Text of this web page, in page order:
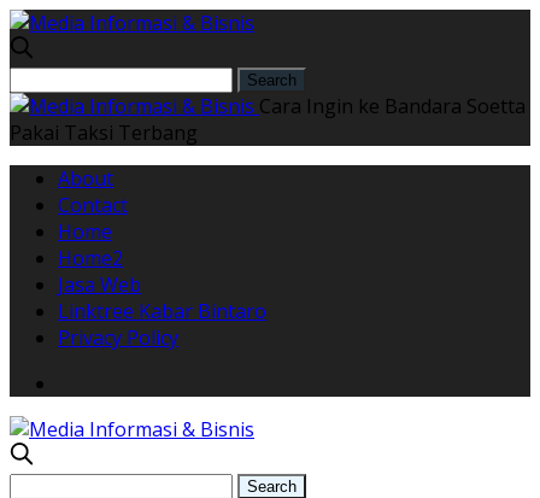
Cara Ingin ke Bandara Soetta
Pakai Taksi Terbang
About
Contact
Home
Home2
Jasa Web
Linktree Kabar Bintaro
Privacy Policy